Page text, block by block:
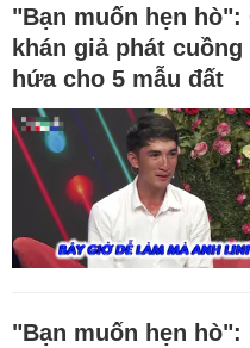
"Bạn muốn hẹn hò":
khán giả phát
hứa cho 5 mẫu đất
"Bạn muốn hẹn